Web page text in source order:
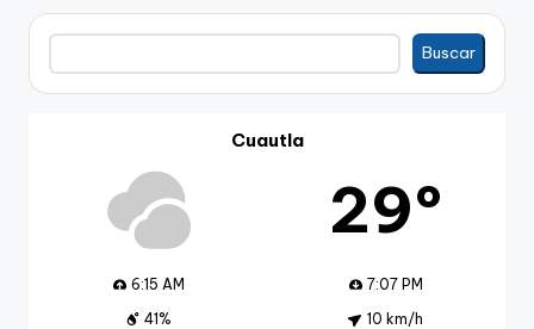
Buscar
Buscar
Cuautla
29º
6:15 AM
7:07 PM
41%
10 km/h